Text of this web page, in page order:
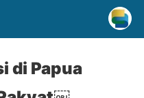
di Papua